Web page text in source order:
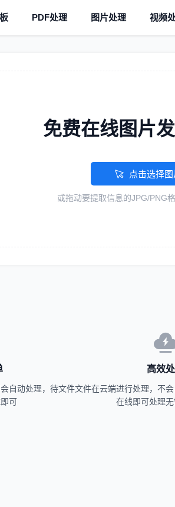
PDF处理 图片处理 视频
免费在线图片
点击选择
或拖动要提取信息的JPG/PNG
自动处理，待文件
可
高效
文件在云端进行处理，不会
在线即可处理